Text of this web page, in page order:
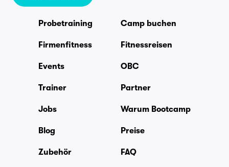
Probetraining Camp buchen
Firmenfitness Fitnessreisen
Events OBC
Trainer Partner
Jobs Warum Bootcamp
Blog Preise
Zubehör FAQ